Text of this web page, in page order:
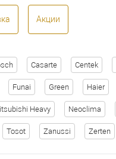
Акции
Casarte Centek
Funai Green Haier
Heavy Neoclima
Tosot Zanussi Zerten